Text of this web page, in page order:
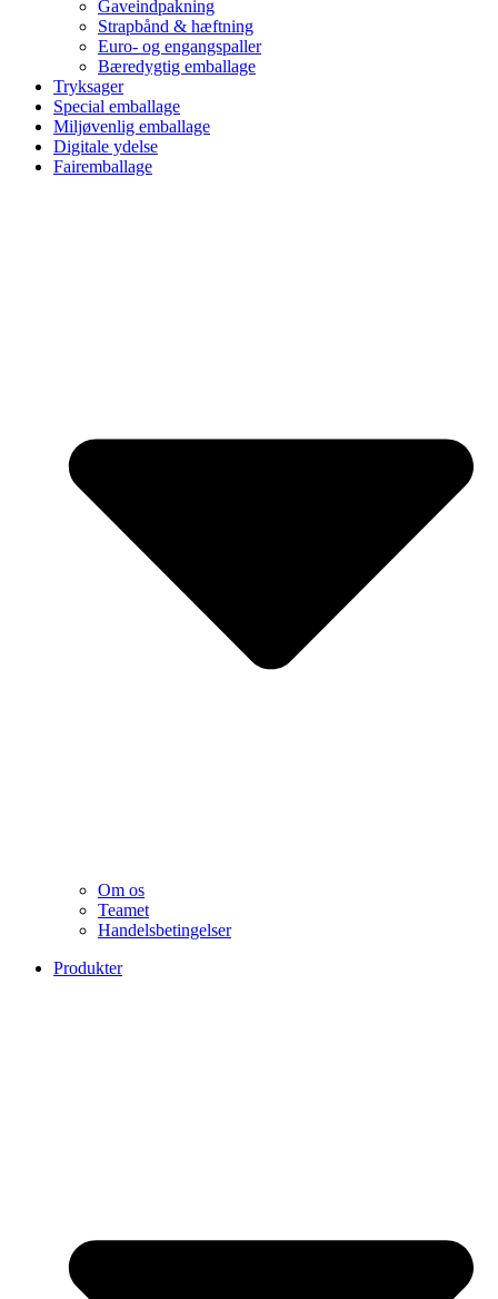
Gaveindpakning
Strapbånd & hæftning
Euro- og engangspaller
Bæredygtig emballage
Tryksager
Special emballage
Miljøvenlig emballage
Digitale ydelse
Fairemballage
Om os
Teamet
Handelsbetingelser
Produkter